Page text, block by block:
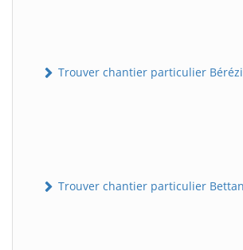
Trouver chantier particulier
Trouver chantier particulier